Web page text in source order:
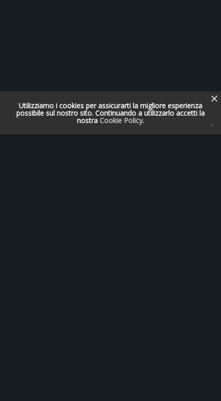
Utilizziamo i cookies per assicurarti la migliore esperienza
possibile sul nostro sito. Continuando a utilizzarlo accetti la
nostra Cookie Policy.